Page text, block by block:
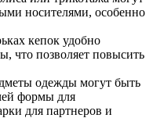
носителями, особенно
кепок удобно
что позволяет повысить
одежды могут быть
формы для
для партнеров и